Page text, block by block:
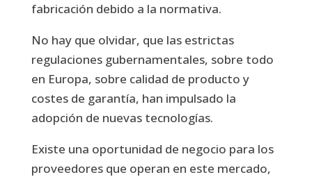
fabricación debido a la normativa.
No hay que olvidar, que las estrictas
regulaciones gubernamentales, sobre todo
en Europa, sobre calidad de producto y
costes de garantía, han impulsado la
adopción de nuevas tecnologías.
Existe una oportunidad de negocio para los
proveedores que operan en este mercado,